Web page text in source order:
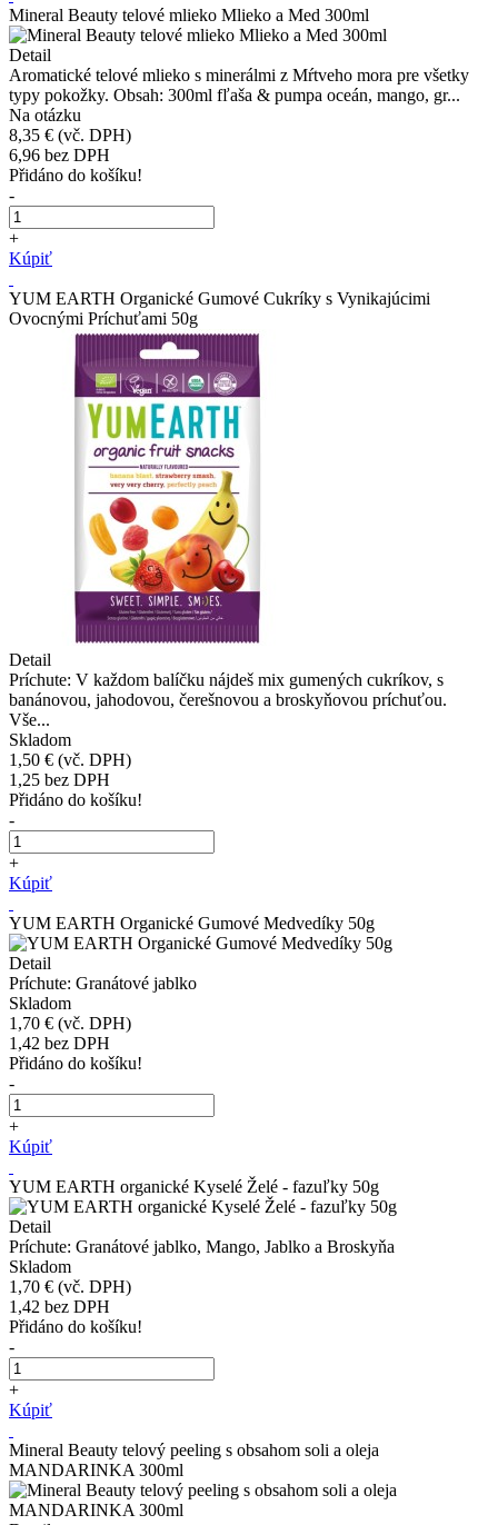
Mineral Beauty telové mlieko Mlieko a Med 300ml
Detail
Aromatické telové mlieko s minerálmi z Mŕtveho mora pre všetky
typy pokožky. Obsah: 300ml fľaša & pumpa oceán, mango, gr...
Na otázku
8,35 € (vč. DPH)
6,96 bez DPH
Přidáno do košíku!
-
+
Kúpiť
YUM EARTH Organické Gumové Cukríky s Vynikajúcimi
Ovocnými Príchuťami 50g
Detail
Príchute: V každom balíčku nájdeš mix gumených cukríkov, s
banánovou, jahodovou, čerešnovou a broskyňovou príchuťou.
Vše...
Skladom
1,50 € (vč. DPH)
1,25 bez DPH
Přidáno do košíku!
-
+
Kúpiť
YUM EARTH Organické Gumové Medvedíky 50g
Detail
Príchute: Granátové jablko
Skladom
1,70 € (vč. DPH)
1,42 bez DPH
Přidáno do košíku!
-
+
Kúpiť
YUM EARTH organické Kyselé Želé - fazuľky 50g
Detail
Príchute: Granátové jablko, Mango, Jablko a Broskyňa
Skladom
1,70 € (vč. DPH)
1,42 bez DPH
Přidáno do košíku!
-
+
Kúpiť
Mineral Beauty telový peeling s obsahom soli a oleja
MANDARINKA 300ml